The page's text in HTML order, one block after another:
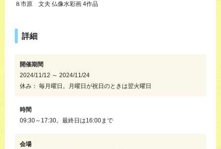
８市原 文夫 仏像水彩画 4作品
詳細
開催期間
2024/11/12 ～ 2024/11/24
休み： 毎月曜日。月曜日が祝日のときは翌火曜日
時間
09:30～17:30。最終日は16:00まで
会場